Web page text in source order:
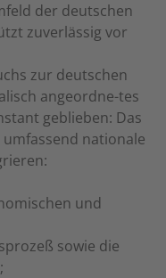
der deutschen
zuverlässig vor
zur deutschen
angeordne-tes
geblieben: Das
nationale
und
sowie die